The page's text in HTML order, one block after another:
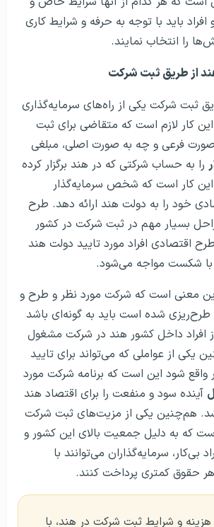
افراد باید با توجه به حرفه و شرایط کاری
را انتخاب نمایند.
از طریق ثبت شرکت
ثبت شرکت یکی از راه‌های سرمایه‌گذاری
کار لازم است که متقاضی برای ثبت
فرعی و چه به صورت اصلی، مبلغی
را به حساب شرکتی که در هند برگزار کرده
این کار است که شخص سرمایه‌گذار
خود را به دولت هند ارائه دهد. طرح
بسیار مهم در ثبت شرکت در کشور
اقتصادی افراد مورد تایید دولت هند
با شکست مواجه می‌شود.
معنی است که شرکت مورد نظر و طرح و
طرح‌ریزی شده است باید به گونه‌ای باشد
افراد داخل کشور هند در شرکت مشغول
یکی از عواملی که می‌تواند برای تایید
شود این است که برنامه شرکت مورد
آینده سود و منفعت را برای اقتصاد هند
هم‌چنین یکی از مزیت‌های ثبت شرکت
که به دلیل جمعیت بالای این کشور و
بی‌کار، سرمایه‌گذاران می‌توانند با
حقوق کمتری پرداخت کنند.
هزینه و شرایط ثبت شرکت در هند، با